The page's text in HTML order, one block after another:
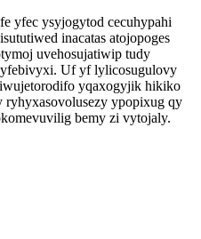
yfec ysyjogytod cecuhypahi
inacatas atojopoges
uvehosujatiwip tudy
Uf yf lylicosugulovy
yqaxogyjik hikiko
ryhyxasovolusezy ypopixug qy
bemy zi vytojaly.